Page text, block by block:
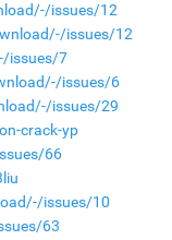
issues/12
issues/12
issues/7
issues/6
issues/29
crack-yp
66
issues/10
63